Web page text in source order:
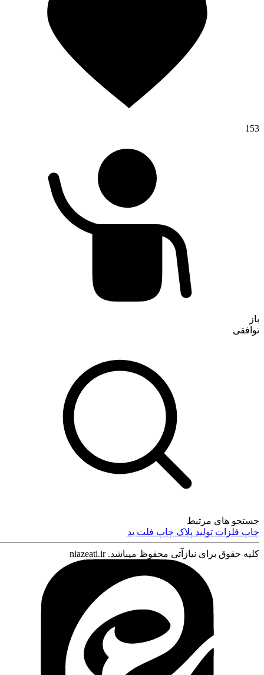
153
باز
توافقی
جستجو های مرتبط
چاپ فلزاتتولید پلاکچاپ فلت بد
کلیه حقوق برای نیازآتی محفوظ میباشد. niazeati.ir